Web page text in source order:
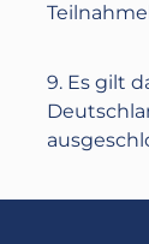
9. Es gilt